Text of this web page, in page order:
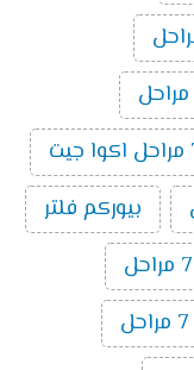
بيوركم فلتر